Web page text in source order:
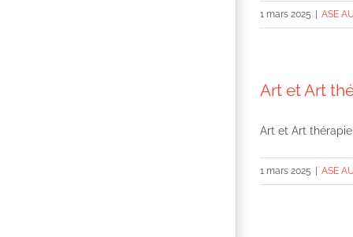
1 mars 2025 ASE
Art et Art
Art et Art thérapie
1 mars 2025 ASE